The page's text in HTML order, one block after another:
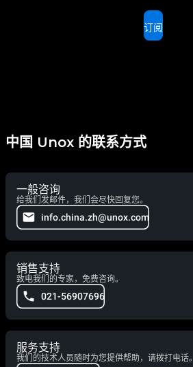
订阅
中国 Unox 的联系方式
一般咨询
给我们发邮件，我们会尽快回复您。
info.china.zh@unox.com
销售支持
致电我们的专家，免费咨询。
021-56907696
服务支持
我们的技术人员随时为您提供帮助，请拨打电话。